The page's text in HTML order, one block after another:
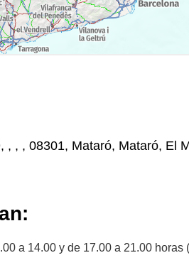
, , , 08301, Mataró, Mataró, El
a 14.00 y de 17.00 a 21.00 horas